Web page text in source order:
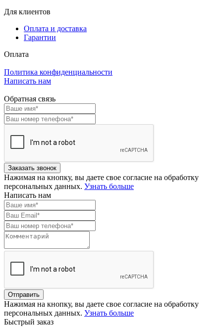
Для клиентов
Оплата и доставка
Гарантии
Оплата
Политика конфиденциальности
Написать нам
Обратная связь
Нажимая на кнопку, вы даете свое согласие на обработку
персональных данных. Узнать больше
Написать нам
Нажимая на кнопку, вы даете свое согласие на обработку
персональных данных. Узнать больше
Быстрый заказ